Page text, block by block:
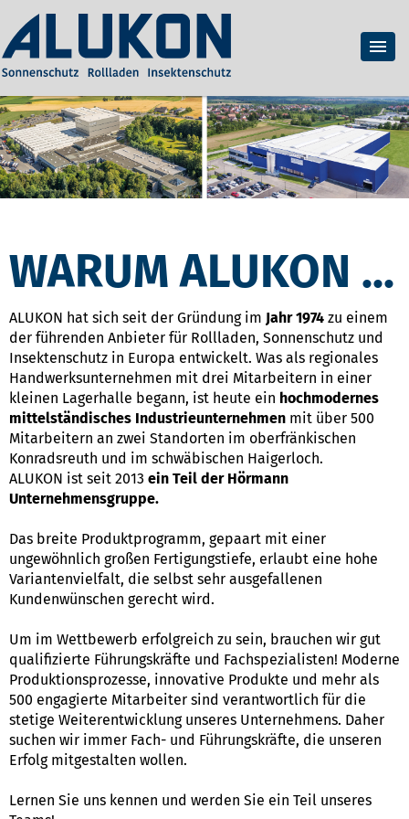
WARUM ALUKON ...
ALUKON hat sich seit der Gründung im Jahr 1974 zu einem
der führenden Anbieter für Rollladen, Sonnenschutz und
Insektenschutz in Europa entwickelt. Was als regionales
Handwerksunternehmen mit drei Mitarbeitern in einer
kleinen Lagerhalle begann, ist heute ein hochmodernes
mittelständisches Industrieunternehmen mit über 500
Mitarbeitern an zwei Standorten im oberfränkischen
Konradsreuth und im schwäbischen Haigerloch.
ALUKON ist seit 2013 ein Teil der Hörmann
Unternehmensgruppe.
Das breite Produktprogramm, gepaart mit einer
ungewöhnlich großen Fertigungstiefe, erlaubt eine hohe
Variantenvielfalt, die selbst sehr ausgefallenen
Kundenwünschen gerecht wird.
Um im Wettbewerb erfolgreich zu sein, brauchen wir gut
qualifizierte Führungskräfte und Fachspezialisten! Moderne
Produktionsprozesse, innovative Produkte und mehr als
500 engagierte Mitarbeiter sind verantwortlich für die
stetige Weiterentwicklung unseres Unternehmens. Daher
suchen wir immer Fach- und Führungskräfte, die unseren
Erfolg mitgestalten wollen.
Lernen Sie uns kennen und werden Sie ein Teil unseres